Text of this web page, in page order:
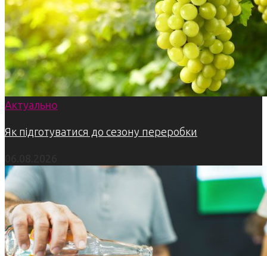
Актуально
Як підготуватися до сезону переробки